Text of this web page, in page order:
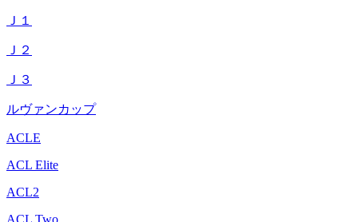
Ｊ１
Ｊ２
Ｊ３
ルヴァンカップ
ACLE
ACL Elite
ACL2
ACL Two